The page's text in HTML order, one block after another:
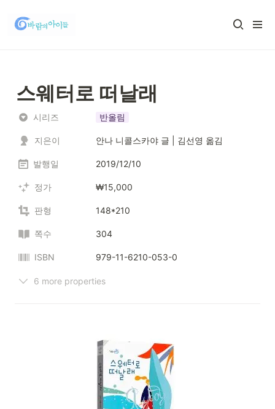
스웨터로 떠날래
시리즈 반올림
지은이 안나 니콜스카야 글 | 김선영 옮김
발행일 2019/12/10
정가 ₩15,000
판형 148*210
쪽수 304
ISBN 979-11-6210-053-0
6 more properties